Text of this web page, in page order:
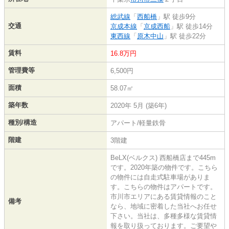
交通
総武線 「 西船橋 」駅 徒歩9分
京成本線 「 京成西船 」駅 徒歩14分
東西線 「 原木中山 」駅 徒歩22分
賃料 16.8万円
管理費等 6,500円
面積 58.07㎡
築年数 2020年 5月 (築6年)
種別/構造 アパート/軽量鉄骨
階建 3階建
備考
BeLX(ベルクス) 西船橋店まで445m
です。2020年築の物件です。こちら
の物件には自走式駐車場がありま
す。こちらの物件はアパートです。
市川市エリアにある賃貸情報のこと
なら、地域に密着した当社へお任せ
下さい。当社は、多種多様な賃貸情
報を取り扱っております。ご要望や